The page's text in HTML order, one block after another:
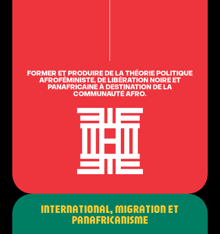
FORMER ET PRODUIRE DE LA THÉORIE POLITIQUE
AFROFÉMINISTE, DE LIBÉRATION NOIRE ET
PANAFRICAINE À DESTINATION DE LA
COMMUNAUTÉ AFRO.
INTERNATIONAL, MIGRATION ET
PANAFRICANISME